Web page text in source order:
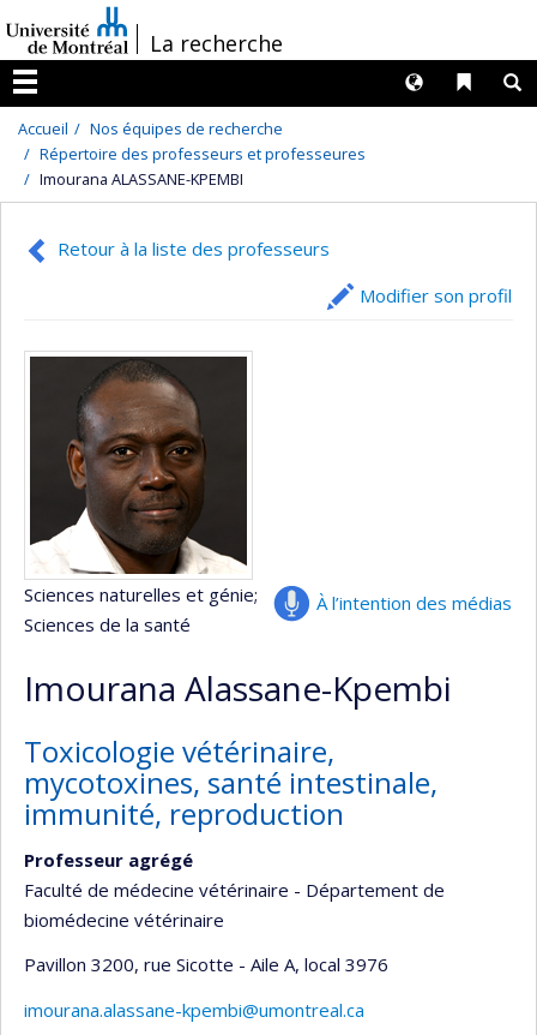
au
contenu
/La recherche
Menu
Liens
Langues
Accueil
Nos équipes de recherche
Répertoire des professeurs et professeures
Imourana ALASSANE-KPEMBI
Retour à la liste des professeurs
Modifier son profil
À l’intention des médias
Sciences naturelles et génie;
Sciences de la santé
Imourana Alassane-Kpembi
Toxicologie vétérinaire,
mycotoxines, santé intestinale,
immunité, reproduction
Professeur agrégé
Faculté de médecine vétérinaire - Département de
biomédecine vétérinaire
Pavillon 3200, rue Sicotte - Aile A, local 3976
imourana.alassane-kpembi@umontreal.ca